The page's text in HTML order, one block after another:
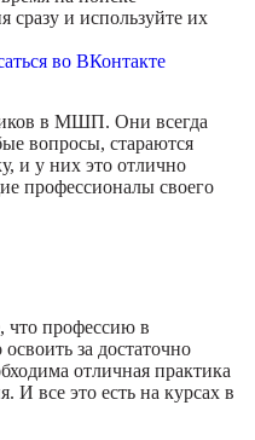
и используйте их
во ВКонтакте
в МШП. Они всегда
вопросы, стараются
и у них это отлично
профессионалы своего
что профессию в
за достаточно
отличная практика
И все это есть на курсах в